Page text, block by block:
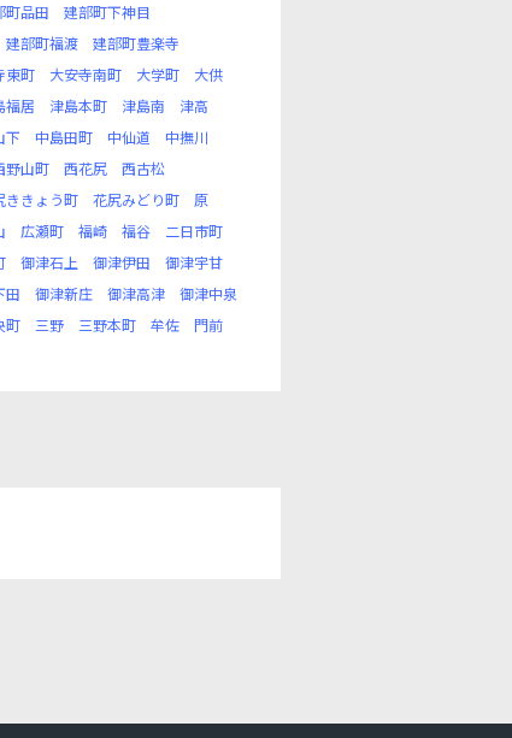
町品田
建部町下神目
建部町福渡
建部町豊楽寺
東町 大安寺南町 大学町
大供
福居 津島本町 津島南
津高
下 中島田町 中仙道
中撫川
野山町 西花尻
西古松
ききょう町 花尻みどり町
原
広瀬町 福崎 福谷
二日市町
御津石上 御津伊田
御津宇甘
田 御津新庄 御津高津
御津中泉
町 三野 三野本町 牟佐
門前